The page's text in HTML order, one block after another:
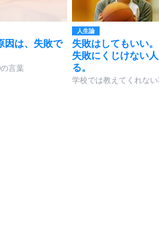
因は、失敗で
言葉
人生論
失敗はしてもいい。
失敗にくじけない
る。
学校では教えてくれない